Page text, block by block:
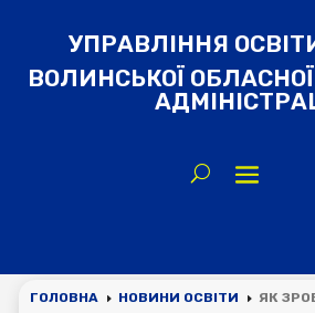
УПРАВЛІННЯ
ВОЛИНСЬКОЇ
ГОЛОВНА E НОВИНИ ОСВІТИ E ЯК